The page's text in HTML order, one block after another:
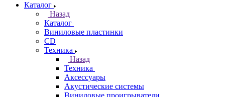
Каталог
Назад
Каталог
Виниловые пластинки
CD
Техника
Назад
Техника
Аксессуары
Акустические системы
Виниловые проигрыватели